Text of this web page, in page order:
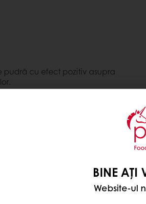
pudră cu efect pozitiv asupra
până la sfârșitul perioadei
de producție
moi și pufoase
ce necesită prospețime îndelungată
BINE AȚI
Website-ul